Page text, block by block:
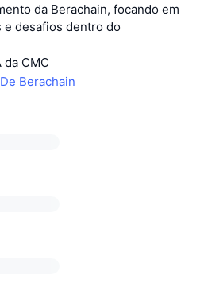
da Berachain, focando em
e desafios dentro do
CMC
Berachain